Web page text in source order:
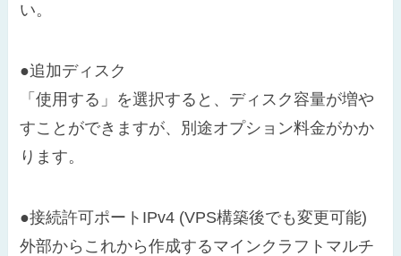
い。
●追加ディスク
「使用する」を選択すると、ディスク容量が増や
すことができますが、別途オプション料金がかか
ります。
●接続許可ポートIPv4 (VPS構築後でも変更可能)
外部からこれから作成するマインクラフトマルチ